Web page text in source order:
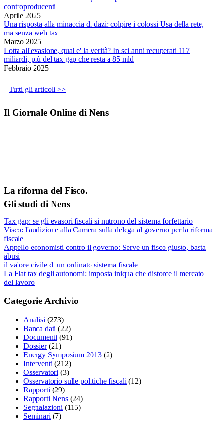
controproducenti
Aprile 2025
Una risposta alla minaccia di dazi: colpire i colossi Usa della rete,
ma senza web tax
Marzo 2025
Lotta all'evasione, qual e' la verità? In sei anni recuperati 117
miliardi, più del tax gap che resta a 85 mld
Febbraio 2025
Tutti gli articoli >>
Il Giornale Online di Nens
La riforma del Fisco.
Gli studi di Nens
Tax gap: se gli evasori fiscali si nutrono del sistema forfettario
Visco: l'audizione alla Camera sulla delega al governo per la riforma
fiscale
Appello economisti contro il governo: Serve un fisco giusto, basta
abusi
il valore civile di un ordinato sistema fiscale
La Flat tax degli autonomi: imposta iniqua che distorce il mercato
del lavoro
Categorie Archivio
Analisi (273)
Banca dati (22)
Documenti (91)
Dossier (21)
Energy Symposium 2013 (2)
Interventi (212)
Osservatori (3)
Osservatorio sulle politiche fiscali (12)
Rapporti (29)
Rapporti Nens (24)
Segnalazioni (115)
Seminari (7)